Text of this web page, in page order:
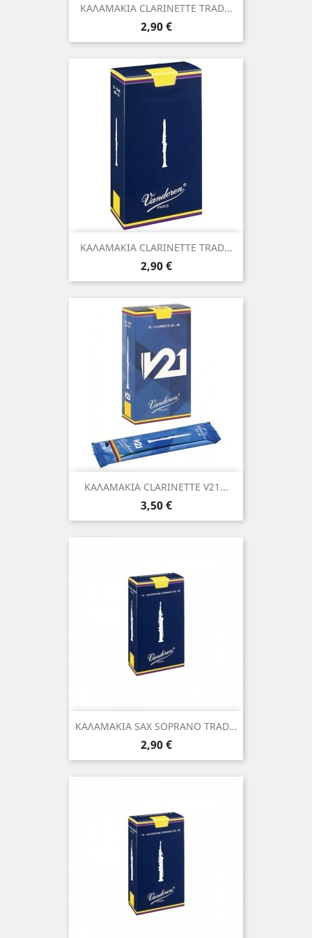
ΚΑΛΑΜΑΚΙΑ CLARINETTE TRAD...
Τιμή
2,90 €
ΚΑΛΑΜΑΚΙΑ CLARINETTE TRAD...
Τιμή
2,90 €
ΚΑΛΑΜΑΚΙΑ CLARINETTE V21...
Τιμή
3,50 €
ΚΑΛΑΜΑΚΙΑ SAX SOPRANO TRAD...
Τιμή
2,90 €